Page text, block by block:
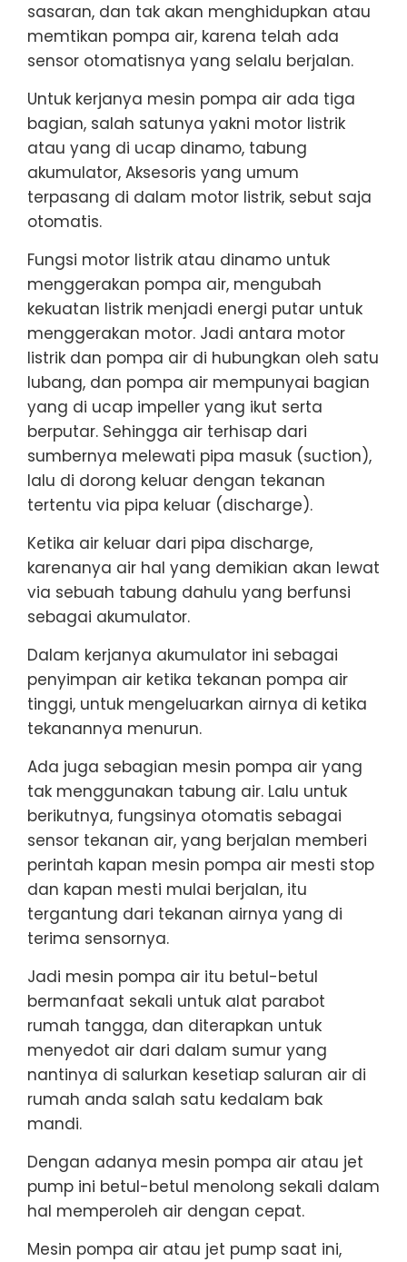
sasaran, dan tak akan menghidupkan atau
memtikan pompa air, karena telah ada
sensor otomatisnya yang selalu berjalan.
Untuk kerjanya mesin pompa air ada tiga
bagian, salah satunya yakni motor listrik
atau yang di ucap dinamo, tabung
akumulator, Aksesoris yang umum
terpasang di dalam motor listrik, sebut saja
otomatis.
Fungsi motor listrik atau dinamo untuk
menggerakan pompa air, mengubah
kekuatan listrik menjadi energi putar untuk
menggerakan motor. Jadi antara motor
listrik dan pompa air di hubungkan oleh satu
lubang, dan pompa air mempunyai bagian
yang di ucap impeller yang ikut serta
berputar. Sehingga air terhisap dari
sumbernya melewati pipa masuk (suction),
lalu di dorong keluar dengan tekanan
tertentu via pipa keluar (discharge).
Ketika air keluar dari pipa discharge,
karenanya air hal yang demikian akan lewat
via sebuah tabung dahulu yang berfunsi
sebagai akumulator.
Dalam kerjanya akumulator ini sebagai
penyimpan air ketika tekanan pompa air
tinggi, untuk mengeluarkan airnya di ketika
tekanannya menurun.
Ada juga sebagian mesin pompa air yang
tak menggunakan tabung air. Lalu untuk
berikutnya, fungsinya otomatis sebagai
sensor tekanan air, yang berjalan memberi
perintah kapan mesin pompa air mesti stop
dan kapan mesti mulai berjalan, itu
tergantung dari tekanan airnya yang di
terima sensornya.
Jadi mesin pompa air itu betul-betul
bermanfaat sekali untuk alat parabot
rumah tangga, dan diterapkan untuk
menyedot air dari dalam sumur yang
nantinya di salurkan kesetiap saluran air di
rumah anda salah satu kedalam bak
mandi.
Dengan adanya mesin pompa air atau jet
pump ini betul-betul menolong sekali dalam
hal memperoleh air dengan cepat.
Mesin pompa air atau jet pump saat ini,